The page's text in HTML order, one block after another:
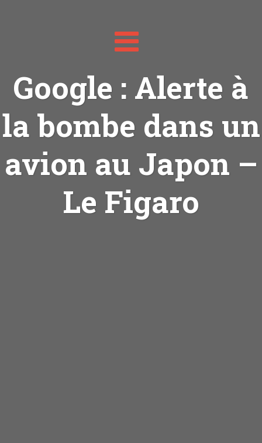
Toggle
navigation
Google : Alerte à
la bombe dans un
avion au Japon –
Le Figaro